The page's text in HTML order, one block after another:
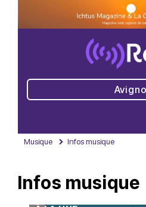
Musique Infos musique
Infos musique